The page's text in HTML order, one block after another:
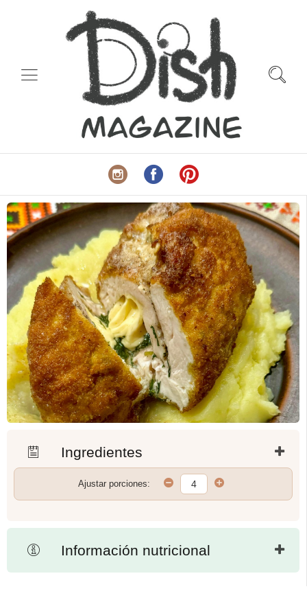
Ingredientes
Ajustar porciones:
Información nutricional